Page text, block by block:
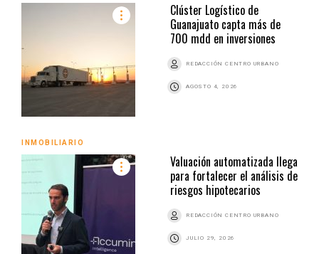
Clúster Logístico de
Guanajuato capta más de
700 mdd en inversiones
REDACCIÓN CENTRO URBANO
AGOSTO 4, 2026
INMOBILIARIO
Valuación automatizada llega
para fortalecer el análisis de
riesgos hipotecarios
REDACCIÓN CENTRO URBANO
JULIO 29, 2026